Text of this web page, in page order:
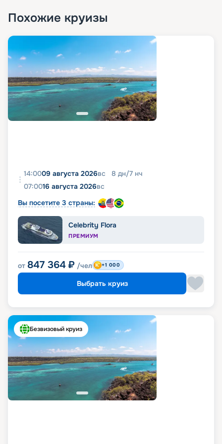
лайнере по самой выгодной цене. Изучайте
предложения по маршруту, знакомьтесь с
подробными характеристиками судна и кают,
фото лайнера, схемой и планом палуб, чтобы
сделать оптимальный выбор. При
необходимости вы всегда можете обратиться за
помощью к нашим специалистам.
Похожие круизы
14:0009 августа 2026вс 8 дн/7 нч
07:0016 августа 2026вс
Вы посетите 3 страны:
Celebrity Flora
ПРЕМИУМ
от 847 364 ₽ /чел +1 000
Выбрать круиз
Безвизовый круиз